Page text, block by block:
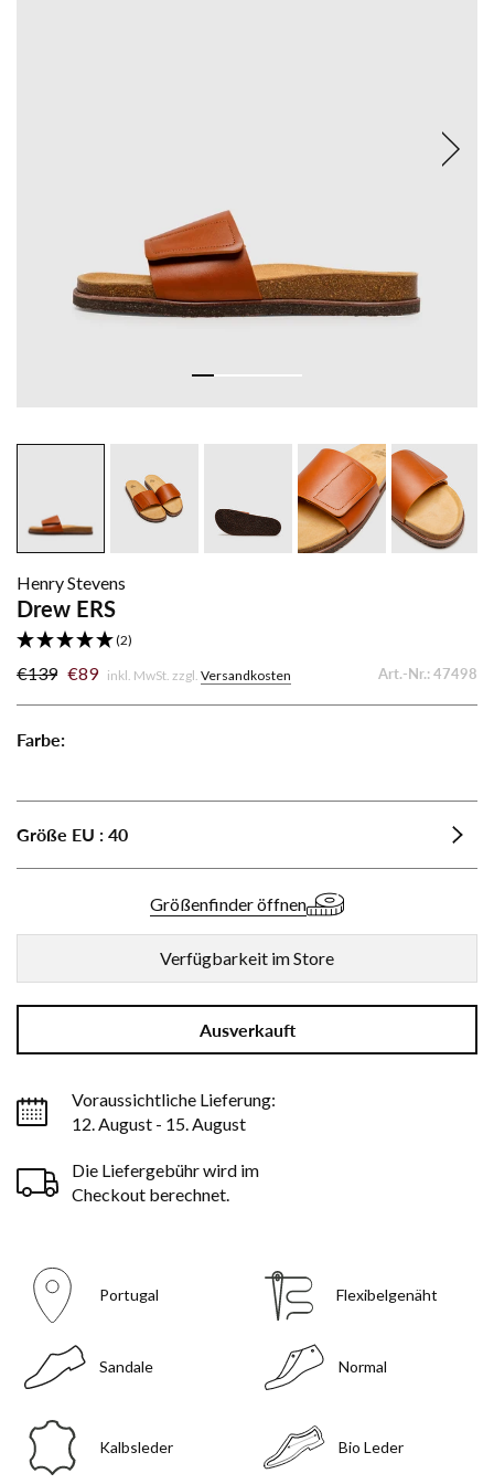
Henry Stevens
Drew ERS
(2)
€139 €89 inkl. MwSt. zzgl. Versandkosten Art.-Nr.:47498
Farbe:
ERS
Brown
Größe EU : 40
Größenfinder öffnen
Verfügbarkeit im Store
Ausverkauft
Voraussichtliche Lieferung:
12. August - 15. August
Die Liefergebühr wird im
Checkout berechnet.
Portugal Flexibelgenäht
Sandale Normal
Kalbsleder Bio Leder